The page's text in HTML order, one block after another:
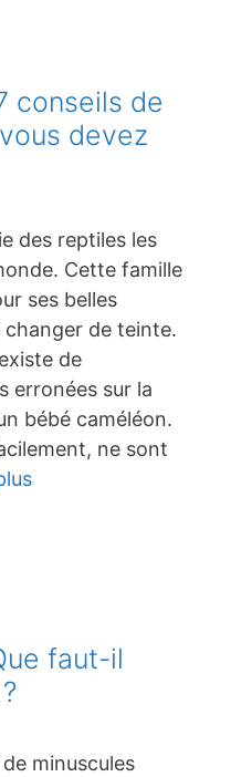
conseils de
devez
des reptiles les
Cette famille
ses belles
changer de teinte.
de
erronées sur la
bébé caméléon.
ne sont
faut-il
minuscules